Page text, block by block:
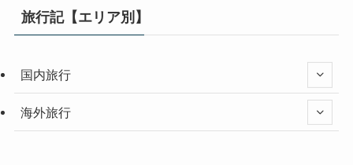
旅行記【エリア別】
国内旅行
海外旅行